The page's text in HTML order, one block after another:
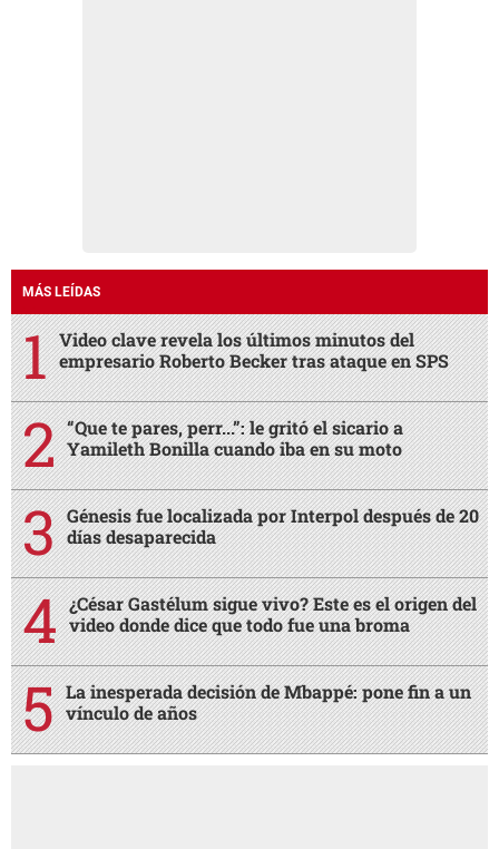
MÁS LEÍDAS
Video clave revela los últimos minutos del
empresario Roberto Becker tras ataque en SPS
“Que te pares, perr...”: le gritó el sicario a
Yamileth Bonilla cuando iba en su moto
Génesis fue localizada por Interpol después de 20
días desaparecida
¿César Gastélum sigue vivo? Este es el origen del
video donde dice que todo fue una broma
La inesperada decisión de Mbappé: pone fin a un
vínculo de años